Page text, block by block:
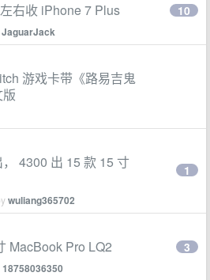
右收 iPhone 7 Plus
JaguarJack
10
游戏卡带《路易吉鬼
4300 出 15 款 15 寸
wuliang365702
1
MacBook Pro LQ2
18758036350
3